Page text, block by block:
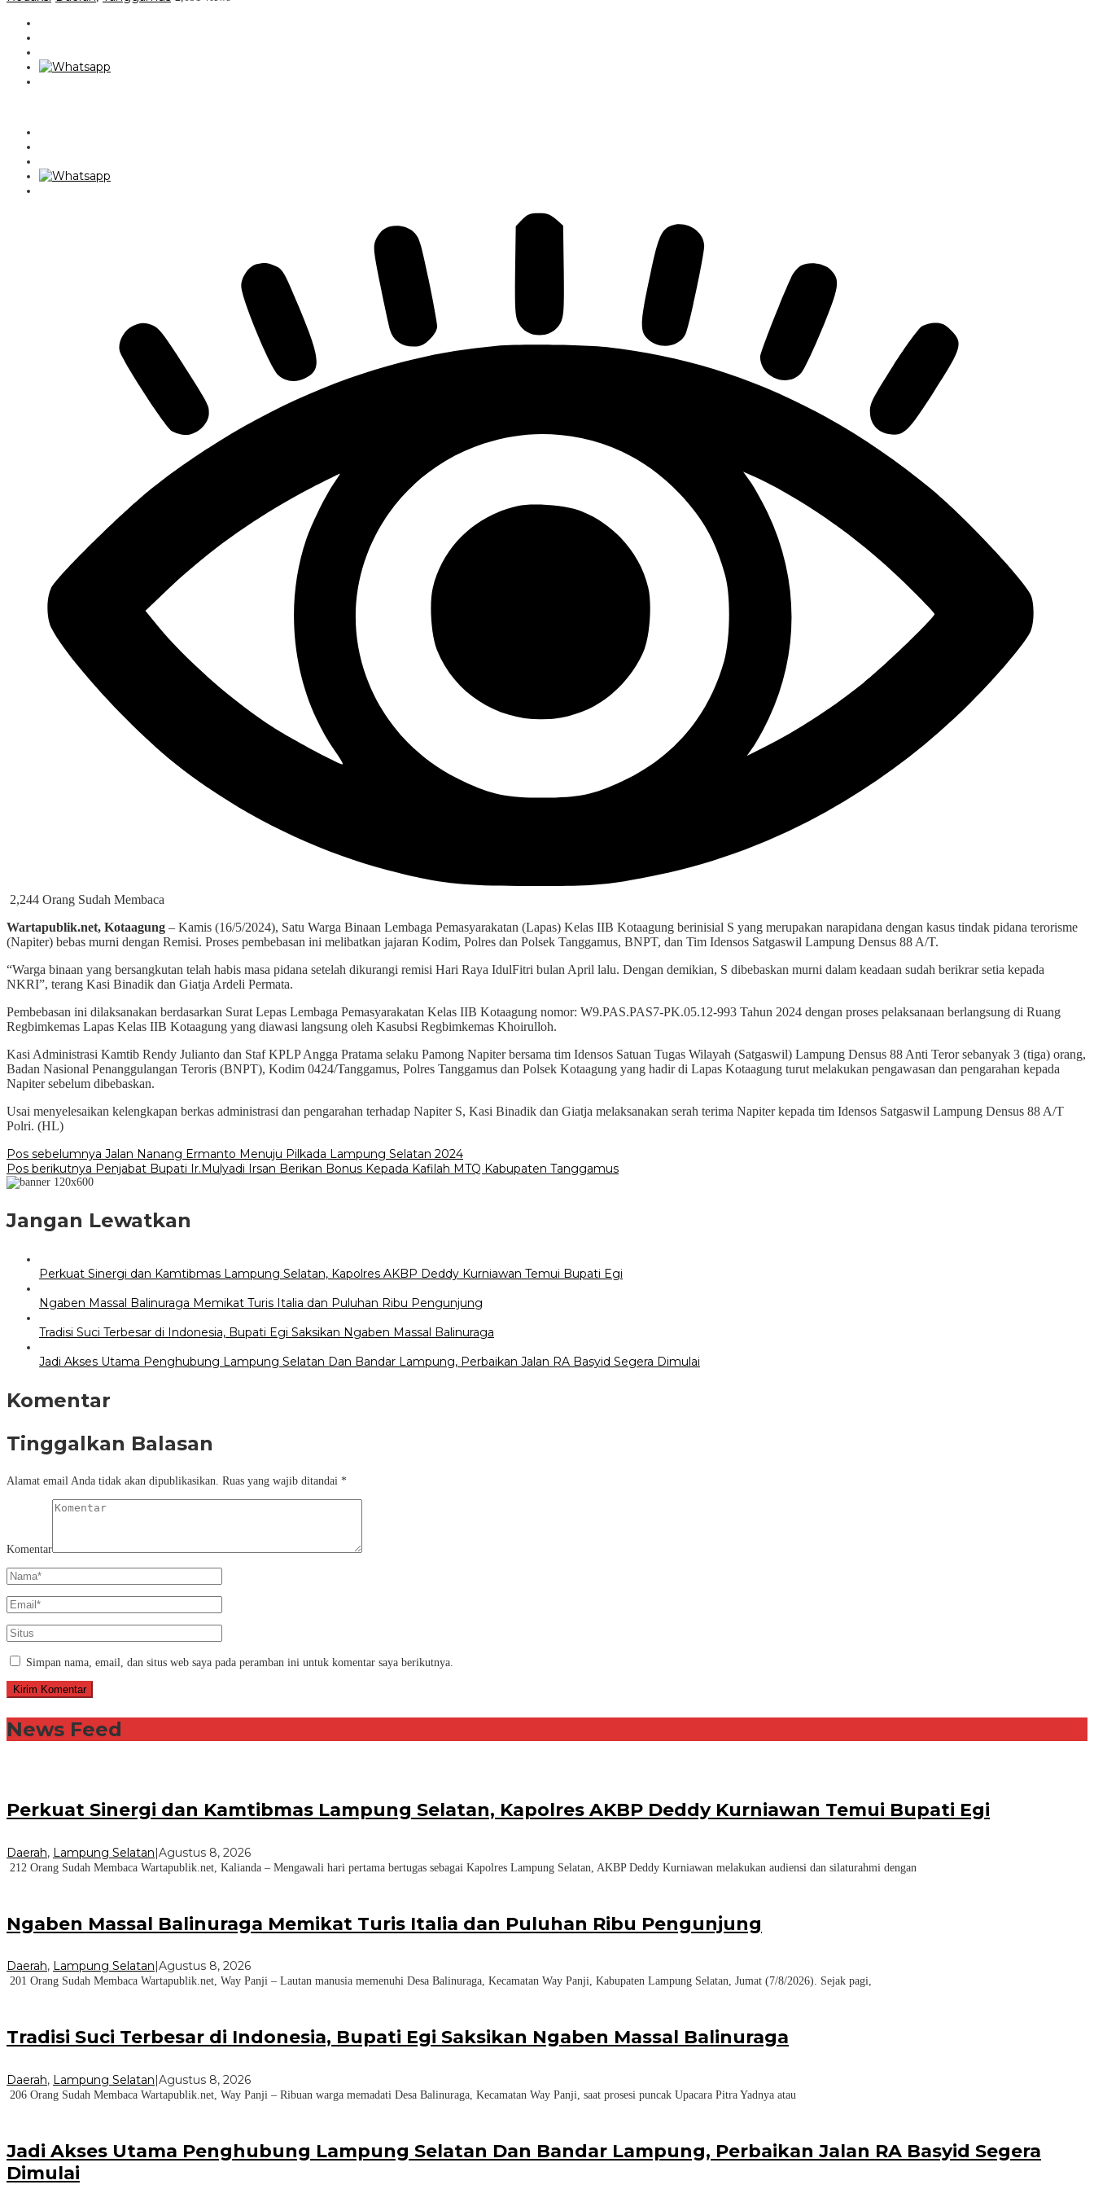
2,244 Orang Sudah Membaca
Wartapublik.net, Kotaagung – Kamis (16/5/2024), Satu Warga Binaan Lembaga Pemasyarakatan (Lapas) Kelas IIB Kotaagung berinisial S yang merupakan narapidana dengan kasus tindak pidana terorisme
(Napiter) bebas murni dengan Remisi. Proses pembebasan ini melibatkan jajaran Kodim, Polres dan Polsek Tanggamus, BNPT, dan Tim Idensos Satgaswil Lampung Densus 88 A/T.
“Warga binaan yang bersangkutan telah habis masa pidana setelah dikurangi remisi Hari Raya IdulFitri bulan April lalu. Dengan demikian, S dibebaskan murni dalam keadaan sudah berikrar setia kepada
NKRI”, terang Kasi Binadik dan Giatja Ardeli Permata.
Pembebasan ini dilaksanakan berdasarkan Surat Lepas Lembaga Pemasyarakatan Kelas IIB Kotaagung nomor: W9.PAS.PAS7-PK.05.12-993 Tahun 2024 dengan proses pelaksanaan berlangsung di Ruang
Regbimkemas Lapas Kelas IIB Kotaagung yang diawasi langsung oleh Kasubsi Regbimkemas Khoirulloh.
Kasi Administrasi Kamtib Rendy Julianto dan Staf KPLP Angga Pratama selaku Pamong Napiter bersama tim Idensos Satuan Tugas Wilayah (Satgaswil) Lampung Densus 88 Anti Teror sebanyak 3 (tiga) orang,
Badan Nasional Penanggulangan Teroris (BNPT), Kodim 0424/Tanggamus, Polres Tanggamus dan Polsek Kotaagung yang hadir di Lapas Kotaagung turut melakukan pengawasan dan pengarahan kepada
Napiter sebelum dibebaskan.
Usai menyelesaikan kelengkapan berkas administrasi dan pengarahan terhadap Napiter S, Kasi Binadik dan Giatja melaksanakan serah terima Napiter kepada tim Idensos Satgaswil Lampung Densus 88 A/T
Polri. (HL)
Navigasi
pos
Pos sebelumnya Jalan Nanang Ermanto Menuju Pilkada Lampung Selatan 2024
Pos berikutnya Penjabat Bupati Ir.Mulyadi Irsan Berikan Bonus Kepada Kafilah MTQ Kabupaten Tanggamus
Jangan Lewatkan
Perkuat Sinergi dan Kamtibmas Lampung Selatan, Kapolres AKBP Deddy Kurniawan Temui Bupati Egi
Ngaben Massal Balinuraga Memikat Turis Italia dan Puluhan Ribu Pengunjung
Tradisi Suci Terbesar di Indonesia, Bupati Egi Saksikan Ngaben Massal Balinuraga
Jadi Akses Utama Penghubung Lampung Selatan Dan Bandar Lampung, Perbaikan Jalan RA Basyid Segera Dimulai
Komentar
Tinggalkan Balasan
Alamat email Anda tidak akan dipublikasikan. Ruas yang wajib ditandai *
Komentar
Simpan nama, email, dan situs web saya pada peramban ini untuk komentar saya berikutnya.
News Feed
Perkuat Sinergi dan Kamtibmas Lampung Selatan, Kapolres AKBP Deddy Kurniawan Temui Bupati Egi
Daerah, Lampung Selatan|Agustus 8, 2026
212 Orang Sudah Membaca Wartapublik.net, Kalianda – Mengawali hari pertama bertugas sebagai Kapolres Lampung Selatan, AKBP Deddy Kurniawan melakukan audiensi dan silaturahmi dengan
Ngaben Massal Balinuraga Memikat Turis Italia dan Puluhan Ribu Pengunjung
Daerah, Lampung Selatan|Agustus 8, 2026
201 Orang Sudah Membaca Wartapublik.net, Way Panji – Lautan manusia memenuhi Desa Balinuraga, Kecamatan Way Panji, Kabupaten Lampung Selatan, Jumat (7/8/2026). Sejak pagi,
Tradisi Suci Terbesar di Indonesia, Bupati Egi Saksikan Ngaben Massal Balinuraga
Daerah, Lampung Selatan|Agustus 8, 2026
206 Orang Sudah Membaca Wartapublik.net, Way Panji – Ribuan warga memadati Desa Balinuraga, Kecamatan Way Panji, saat prosesi puncak Upacara Pitra Yadnya atau
Jadi Akses Utama Penghubung Lampung Selatan Dan Bandar Lampung, Perbaikan Jalan RA Basyid Segera
Dimulai